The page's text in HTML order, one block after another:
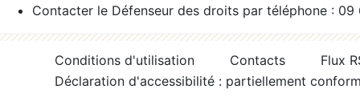
Contacter le Défenseur des droits par téléphone :
Conditions d'utilisation Contacts
Flux
Déclaration d'accessibilité : partiellement